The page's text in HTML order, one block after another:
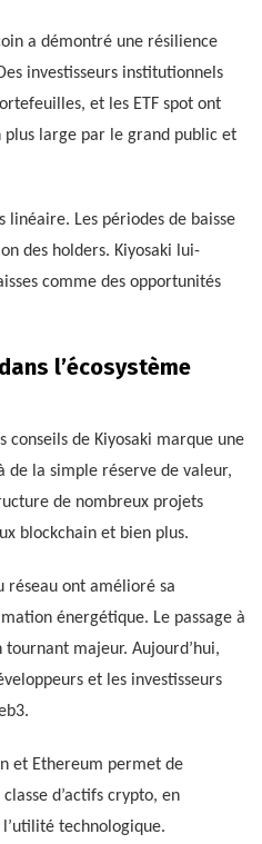
a démontré une résilience
investisseurs institutionnels
et les ETF spot ont
large par le grand public et
linéaire. Les périodes de baisse
des holders. Kiyosaki lui-
comme des opportunités
l’écosystème
conseils de Kiyosaki marque une
de la simple réserve de valeur,
de nombreux projets
blockchain et bien plus.
réseau ont amélioré sa
énergétique. Le passage à
tournant majeur. Aujourd’hui,
et les investisseurs
et Ethereum permet de
d’actifs crypto, en
technologique.